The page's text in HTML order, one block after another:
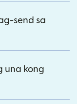
send sa
una kong